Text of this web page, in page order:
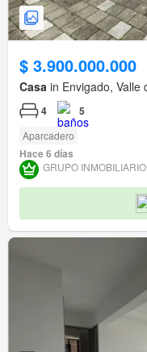
$ 3.900.000.000
Casa in Envigado, Valle
4 5
Aparcadero
Hace 6 días
GRUPO